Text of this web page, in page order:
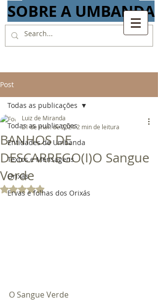
SOBRE A UMBANDA
Post
Todas as publicações
Entidades de Umbanda
Textos e Mensagens
Orixás
Ervas e folhas dos Orixás
Todas as publicações
BANHOS DE
DESCARREGO(I)O Sangue
Verde
Luiz de Miranda
21 de mar. de 20242 min de leitura
Avaliado com NaN de 5 estrelas.
O Sangue Verde